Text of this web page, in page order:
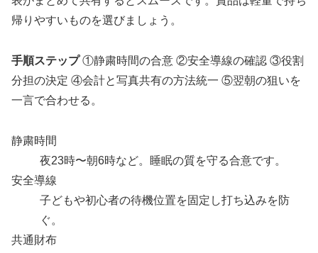
帰りやすいものを選びましょう。
手順ステップ①静粛時間の合意 ②安全導線の確認 ③役割
分担の決定 ④会計と写真共有の方法統一 ⑤翌朝の狙いを
一言で合わせる。
静粛時間
夜23時〜朝6時など。睡眠の質を守る合意です。
安全導線
子どもや初心者の待機位置を固定し打ち込みを防
ぐ。
共通財布